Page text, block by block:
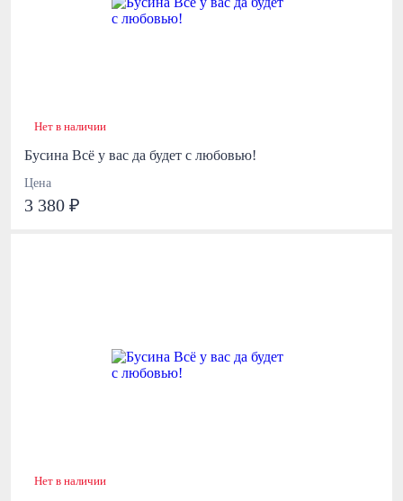
Нет в наличии
Бусина Всё у вас да будет с любовью!
Цена
3 380 ₽
Нет в наличии